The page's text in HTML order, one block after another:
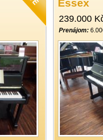
Essex
239.000
Prenájom: